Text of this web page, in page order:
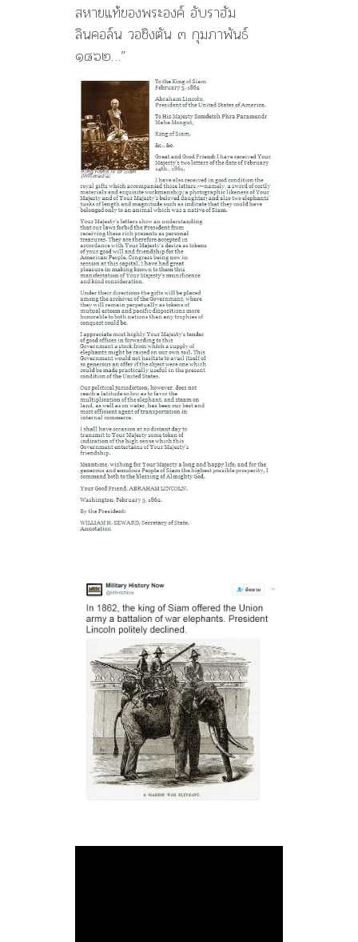
สหายแท้ของพระองค์ อับราฮัม
ลินคอล์น วอชิงตัน ๓ กุมภาพันธ์
๑๘๖๒…”